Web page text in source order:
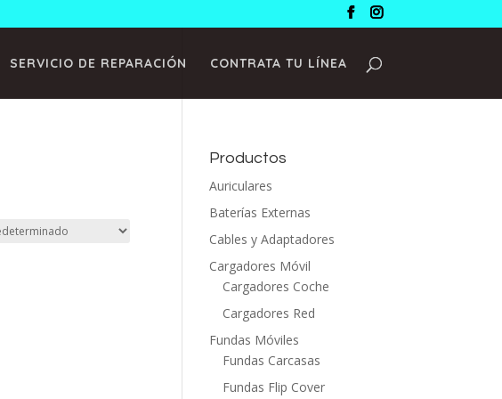
SERVICIO DE REPARACIÓN CONTRATA TU LÍNEA
Productos
Auriculares
Baterías Externas
Cables y Adaptadores
Cargadores Móvil
Cargadores Coche
Cargadores Red
Fundas Móviles
Fundas Carcasas
Fundas Flip Cover